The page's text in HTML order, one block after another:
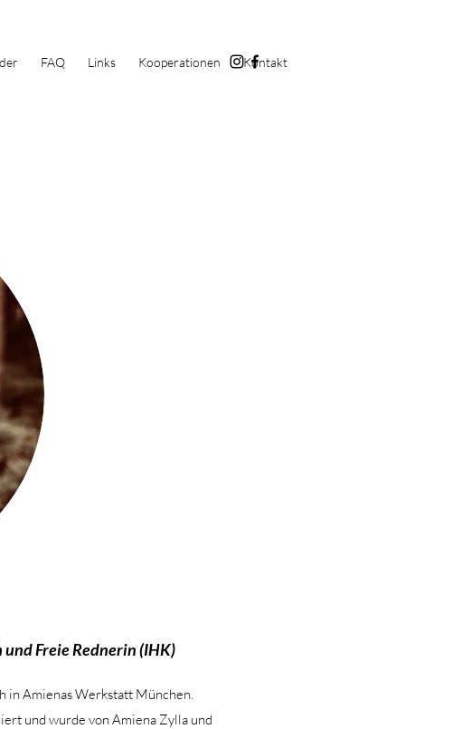
FAQ Links Kooperationen Kontakt
Freie Rednerin (IHK)
in Amienas Werkstatt München.
und wurde von Amiena Zylla und